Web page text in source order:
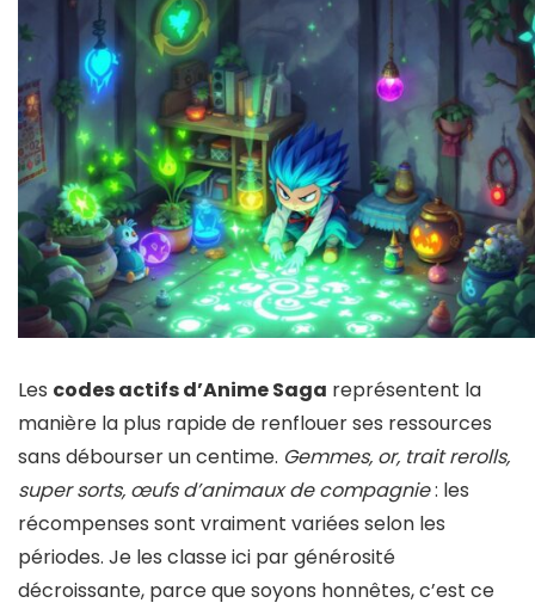
Les codes actifs d’Anime Saga représentent la
manière la plus rapide de renflouer ses ressources
sans débourser un centime. Gemmes, or, trait rerolls,
super sorts, œufs d’animaux de compagnie: les
récompenses sont vraiment variées selon les
périodes. Je les classe ici par générosité
décroissante, parce que soyons honnêtes, c’est ce